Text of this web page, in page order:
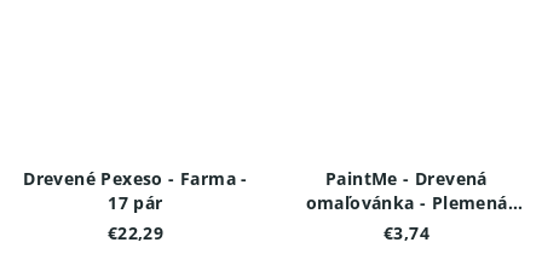
Drevené Pexeso - Farma -
17 pár
€22,29
PaintMe - Drevená
omaľovánka - Plemená
psov - Americký
€3,74